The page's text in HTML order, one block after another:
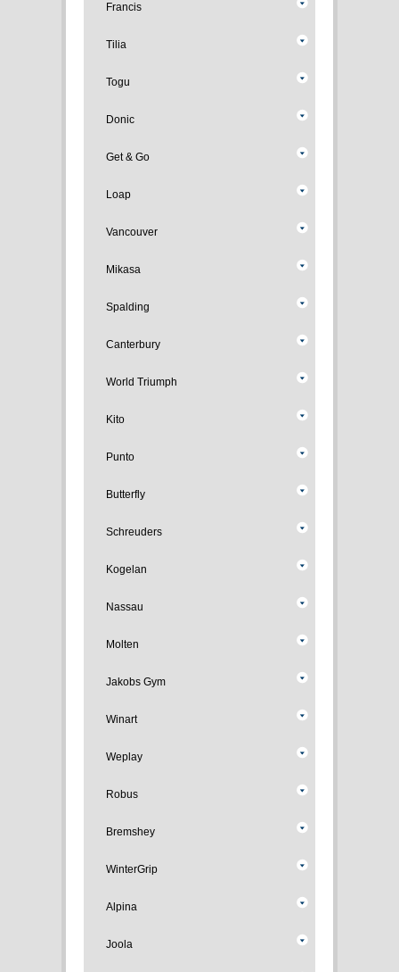
Francis
Tilia
Togu
Donic
Get & Go
Loap
Vancouver
Mikasa
Spalding
Canterbury
World Triumph
Kito
Punto
Butterfly
Schreuders
Kogelan
Nassau
Molten
Jakobs Gym
Winart
Weplay
Robus
Bremshey
WinterGrip
Alpina
Joola